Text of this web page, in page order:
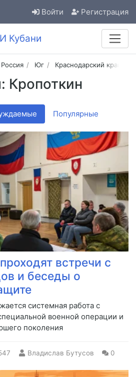
Войти Регистрация
Кубани
Россия Юг Краснодарский край
Кропоткин
Популярные
встречи с
и беседы о
системная работа с
военной операции и
поколения
Владислав Бутусов 0